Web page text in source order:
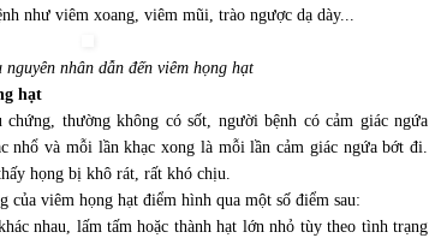
như viêm xoang, viêm mũi, trào ngược dạ dày...
nguyên nhân dẫn đến viêm họng hạt
hạt
thường không có sốt, người bệnh có cảm giác ngứa
nhổ và mỗi lần khạc xong là mỗi lần cảm giác ngứa bớt đi.
họng bị khô rát, rất khó chịu.
của viêm họng hạt điểm hình qua một số điểm sau:
nhau, lấm tấm hoặc thành hạt lớn nhỏ tùy theo tình trạng